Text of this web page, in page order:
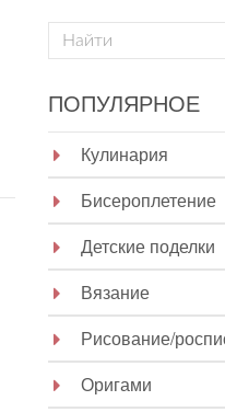
ПОПУЛЯРНОЕ
Кулинария
Бисероплетение
Детские поделки
Вязание
Рисование/
Оригами